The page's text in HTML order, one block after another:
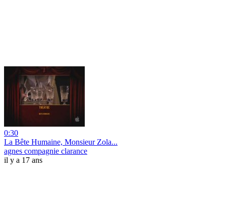
0:30
La Bête Humaine, Monsieur Zola...
agnes compagnie clarance
il y a 17 ans